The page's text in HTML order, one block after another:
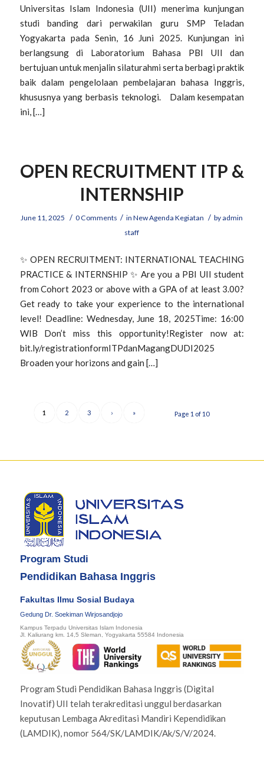
Universitas Islam Indonesia (UII) menerima kunjungan
studi banding dari perwakilan guru SMP Teladan
Yogyakarta pada Senin, 16 Juni 2025. Kunjungan ini
berlangsung di Laboratorium Bahasa PBI UII dan
bertujuan untuk menjalin silaturahmi serta berbagi praktik
baik dalam pengelolaan pembelajaran bahasa Inggris,
khususnya yang berbasis teknologi. Dalam kesempatan
ini, […]
OPEN RECRUITMENT ITP &
INTERNSHIP
June 11, 2025 / 0 Comments / inNew Agenda Kegiatan / by admin
staff
✨ OPEN RECRUITMENT: INTERNATIONAL TEACHING
PRACTICE & INTERNSHIP ✨ Are you a PBI UII student
from Cohort 2023 or above with a GPA of at least 3.00?
Get ready to take your experience to the international
level! Deadline: Wednesday, June 18, 2025Time: 16:00
WIB Don’t miss this opportunity!Register now at:
bit.ly/registrationformITPdanMagangDUDI2025
Broaden your horizons and gain […]
Page 1 of 10
1 2 3 › »
Program Studi
Pendidikan Bahasa Inggris
Fakultas Ilmu Sosial Budaya
Gedung Dr. Soekiman Wirjosandjojo
Kampus Terpadu Universitas Islam Indonesia
Jl. Kaliurang km. 14,5 Sleman, Yogyakarta 55584 Indonesia
Program Studi Pendidikan Bahasa Inggris (Digital
Inovatif) UII telah terakreditasi unggul berdasarkan
keputusan Lembaga Akreditasi Mandiri Kependidikan
(LAMDIK), nomor 564/SK/LAMDIK/Ak/S/V/2024.